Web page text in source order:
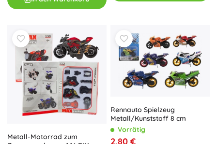
Metall-Motorrad zum
Rennauto Spielzeug
Metall/Kunststoff 8 cm
Vorrätig
2,80 €